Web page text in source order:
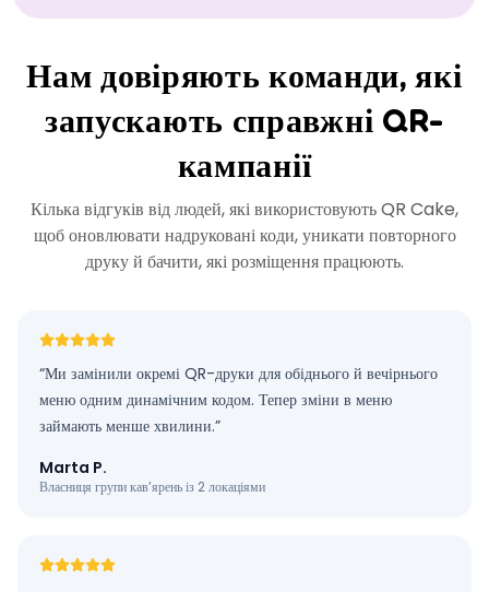
Нам довіряють команди, які
запускають справжні QR-
кампанії
Кілька відгуків від людей, які використовують QR Cake,
щоб оновлювати надруковані коди, уникати повторного
друку й бачити, які розміщення працюють.
“Ми замінили окремі QR-друки для обіднього й вечірнього
меню одним динамічним кодом. Тепер зміни в меню
займають менше хвилини.”
Marta P.
Власниця групи кав’ярень із 2 локаціями